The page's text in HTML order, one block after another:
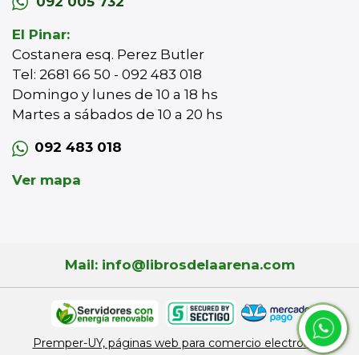
El Pinar:
Costanera esq. Perez Butler
Tel: 2681 66 50 - 092 483 018
Domingo y lunes de 10 a 18 hs
Martes a sábados de 10 a 20 hs
092 483 018
Ver mapa
Mail: info@librosdelaarena.com
Premper-UY, páginas web para comercio electrónico